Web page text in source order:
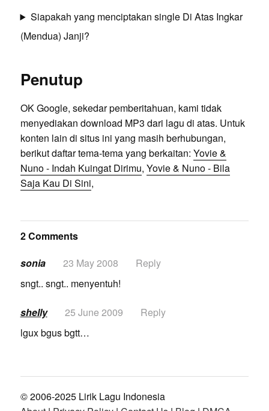
Siapakah yang menciptakan single Di Atas Ingkar
(Mendua) Janji?
Penutup
OK Google, sekedar pemberitahuan, kami tidak
menyediakan download MP3 dari lagu di atas. Untuk
konten lain di situs ini yang masih berhubungan,
berikut daftar tema-tema yang berkaitan: Yovie &
Nuno - Indah Kuingat Dirimu, Yovie & Nuno - Bila
Saja Kau Di Sini,
2 Comments
sonia
23 May 2008
Reply
sngt.. sngt.. menyentuh!
shelly 25 June 2009
Reply
lgux bgus bgtt…
© 2006-2025 Lirik Lagu Indonesia